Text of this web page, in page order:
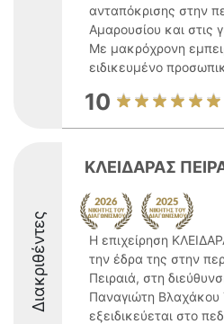
ανταπόκρισης στην
Αμαρουσίου και στις
Με μακρόχρονη
ειδικευμένο
10
Διακριθέντες
ΚΛΕΙΔΑΡΑΣ
Η επιχείρηση
την έδρα της στην
Πειραιά, στη
Παναγιώτη Βλαχάκου
εξειδικεύεται στο